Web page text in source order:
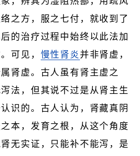
之方，服之七付，就收到了
的治疗过程中始终以此法加
可见， 慢性肾炎 并非肾虚，
肾虚。古人虽有肾主虚之
法，但其说不过是从肾主生
识的。古人认为，肾藏真阴
本，发育之根，从这个角度
无实证，只能补不能泻，是